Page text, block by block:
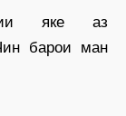
яке аз
барои ман